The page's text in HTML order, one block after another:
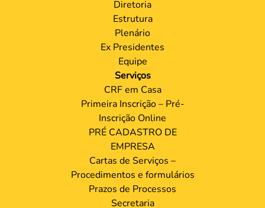
Diretoria
Estrutura
Plenário
Ex Presidentes
Equipe
Serviços
CRF em Casa
Primeira Inscrição – Pré-
Inscrição Online
PRÉ CADASTRO DE
EMPRESA
Cartas de Serviços –
Procedimentos e formulários
Prazos de Processos
Secretaria